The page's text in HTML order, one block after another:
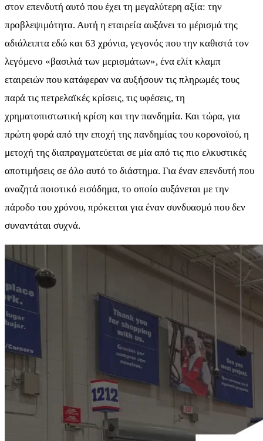
στον επενδυτή αυτό που έχει τη μεγαλύτερη αξία: την
προβλεψιμότητα. Αυτή η εταιρεία αυξάνει το μέρισμά της
αδιάλειπτα εδώ και 63 χρόνια, γεγονός που την καθιστά τον
λεγόμενο «βασιλιά των μερισμάτων», ένα ελίτ κλαμπ
εταιρειών που κατάφεραν να αυξήσουν τις πληρωμές τους
παρά τις πετρελαϊκές κρίσεις, τις υφέσεις, τη
χρηματοπιστωτική κρίση και την πανδημία. Και τώρα, για
πρώτη φορά από την εποχή της πανδημίας του κορονοϊού, η
μετοχή της διαπραγματεύεται σε μία από τις πιο ελκυστικές
αποτιμήσεις σε όλο αυτό το διάστημα. Για έναν επενδυτή που
αναζητά ποιοτικό εισόδημα, το οποίο αυξάνεται με την
πάροδο του χρόνου, πρόκειται για έναν συνδυασμό που δεν
συναντάται συχνά.